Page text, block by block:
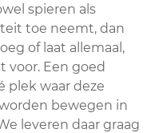
spieren als
toe neemt, dan
of laat allemaal,
voor. Een goed
plek waar deze
bewegen in
leveren daar graag